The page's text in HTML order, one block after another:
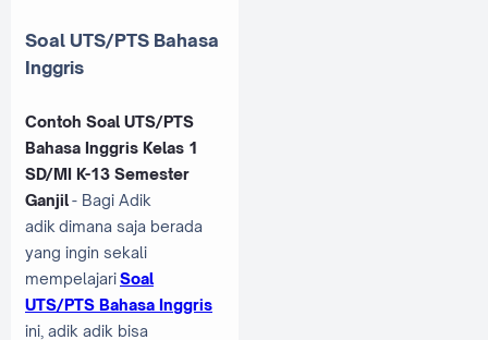
Soal UTS/PTS Bahasa
Inggris
Contoh Soal UTS/PTS
Bahasa Inggris Kelas 1
SD/MI K-13 Semester
Ganjil- Bagi Adik
adik dimana saja berada
yang ingin sekali
mempelajariSoal
UTS/PTS Bahasa Inggris
ini, adik adik bisa